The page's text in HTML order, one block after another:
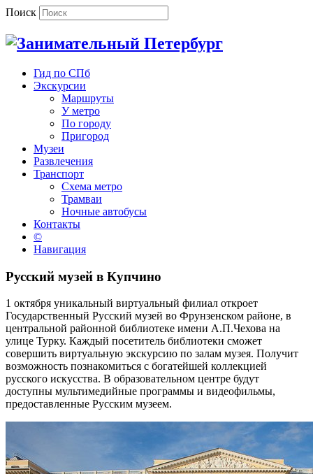
Поиск
Гид по СПб
Экскурсии
Маршруты
У метро
По городу
Пригород
Музеи
Развлечения
Транспорт
Схема метро
Трамваи
Ночные автобусы
Контакты
©
Навигация
Русский музей в Купчино
1 октября уникальный виртуальный филиал откроет
Государственный Русский музей во Фрунзенском районе, в
центральной районной библиотеке имени А.П.Чехова на
улице Турку. Каждый посетитель библиотеки сможет
совершить виртуальную экскурсию по залам музея. Получит
возможность познакомиться с богатейшей коллекцией
русского искусства. В образовательном центре будут
доступны мультимедийные программы и видеофильмы,
предоставленные Русским музеем.